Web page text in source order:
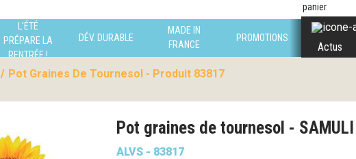
L'ÉTÉ
PRÉPARE LA
RENTRÉE !
DÉV. DURABLE
MADE IN
FRANCE
PROMOTIONS
Actus
/ Pot Graines De Tournesol - Produit 83817
Pot graines de tournesol - SAMULI
ALVS - 83817